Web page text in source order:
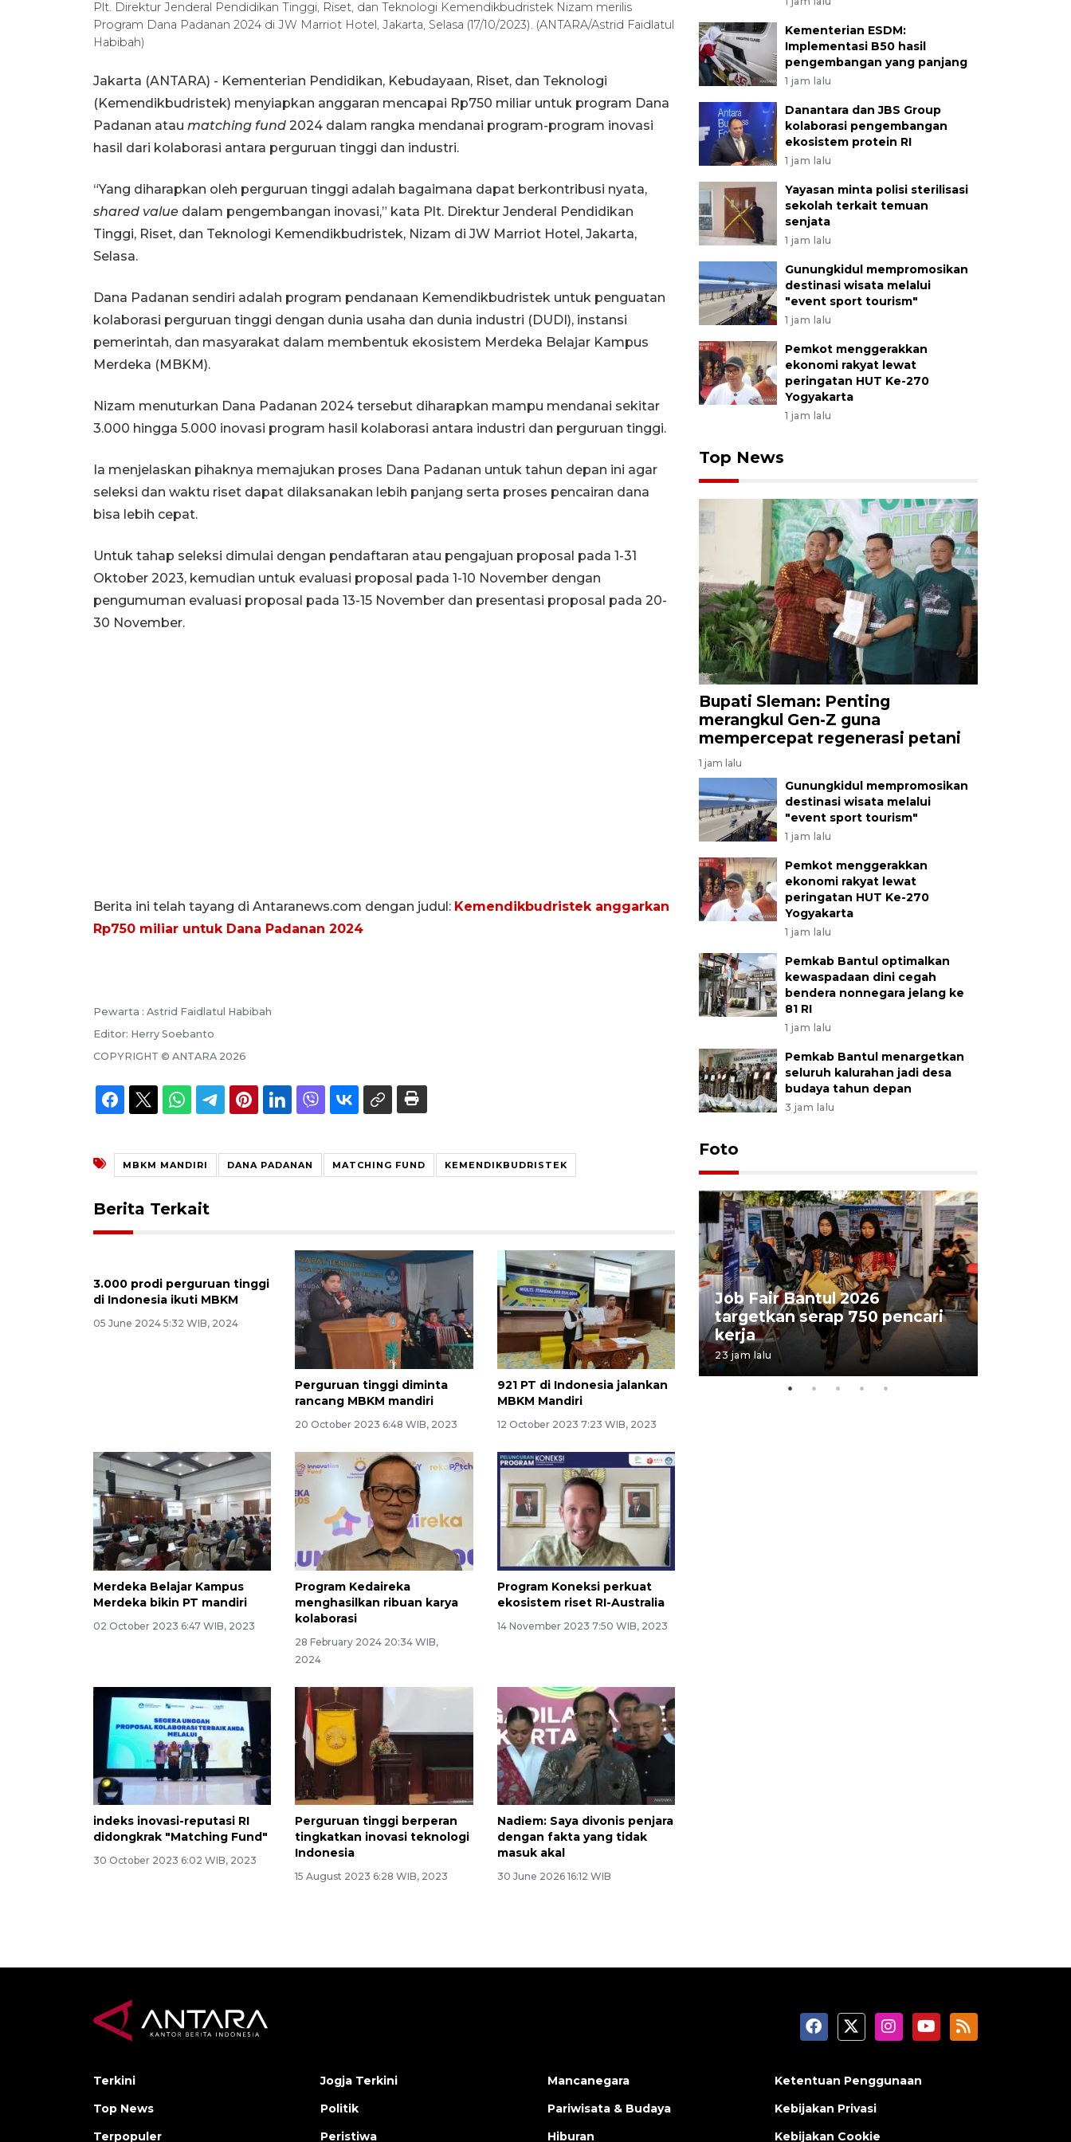
Plt. Direktur Jenderal Pendidikan Tinggi, Riset, dan Teknologi Kemendikbudristek Nizam merilis
Program Dana Padanan 2024 di JW Marriot Hotel, Jakarta, Selasa (17/10/2023). (ANTARA/Astrid Faidlatul
Habibah)
Jakarta (ANTARA) - Kementerian Pendidikan, Kebudayaan, Riset, dan Teknologi
(Kemendikbudristek) menyiapkan anggaran mencapai Rp750 miliar untuk program Dana
Padanan atau matching fund 2024 dalam rangka mendanai program-program inovasi
hasil dari kolaborasi antara perguruan tinggi dan industri.
“Yang diharapkan oleh perguruan tinggi adalah bagaimana dapat berkontribusi nyata,
shared value dalam pengembangan inovasi,” kata Plt. Direktur Jenderal Pendidikan
Tinggi, Riset, dan Teknologi Kemendikbudristek, Nizam di JW Marriot Hotel, Jakarta,
Selasa.
Dana Padanan sendiri adalah program pendanaan Kemendikbudristek untuk penguatan
kolaborasi perguruan tinggi dengan dunia usaha dan dunia industri (DUDI), instansi
pemerintah, dan masyarakat dalam membentuk ekosistem Merdeka Belajar Kampus
Merdeka (MBKM).
Nizam menuturkan Dana Padanan 2024 tersebut diharapkan mampu mendanai sekitar
3.000 hingga 5.000 inovasi program hasil kolaborasi antara industri dan perguruan tinggi.
Ia menjelaskan pihaknya memajukan proses Dana Padanan untuk tahun depan ini agar
seleksi dan waktu riset dapat dilaksanakan lebih panjang serta proses pencairan dana
bisa lebih cepat.
Untuk tahap seleksi dimulai dengan pendaftaran atau pengajuan proposal pada 1-31
Oktober 2023, kemudian untuk evaluasi proposal pada 1-10 November dengan
pengumuman evaluasi proposal pada 13-15 November dan presentasi proposal pada 20-
30 November.
Berita ini telah tayang di Antaranews.com dengan judul: Kemendikbudristek anggarkan
Rp750 miliar untuk Dana Padanan 2024
Pewarta : Astrid Faidlatul Habibah
Editor: Herry Soebanto
COPYRIGHT © ANTARA 2026
MBKM MANDIRI DANA PADANAN MATCHING FUND KEMENDIKBUDRISTEK
Berita Terkait
Perguruan tinggi diminta
rancang MBKM mandiri
20 October 2023 6:48 WIB, 2023
921 PT di Indonesia jalankan
MBKM Mandiri
12 October 2023 7:23 WIB, 2023
Merdeka Belajar Kampus
Merdeka bikin PT mandiri
02 October 2023 6:47 WIB, 2023
Program Kedaireka
menghasilkan ribuan karya
kolaborasi
28 February 2024 20:34 WIB,
2024
Program Koneksi perkuat
ekosistem riset RI-Australia
14 November 2023 7:50 WIB, 2023
indeks inovasi-reputasi RI
didongkrak "Matching Fund"
30 October 2023 6:02 WIB, 2023
Perguruan tinggi berperan
tingkatkan inovasi teknologi
Indonesia
15 August 2023 6:28 WIB, 2023
Nadiem: Saya divonis penjara
dengan fakta yang tidak
masuk akal
30 June 2026 16:12 WIB
Kementerian ESDM:
Implementasi B50 hasil
pengembangan yang panjang
1 jam lalu
Danantara dan JBS Group
kolaborasi pengembangan
ekosistem protein RI
1 jam lalu
Yayasan minta polisi sterilisasi
sekolah terkait temuan
senjata
1 jam lalu
Gunungkidul mempromosikan
destinasi wisata melalui
"event sport tourism"
1 jam lalu
Pemkot menggerakkan
ekonomi rakyat lewat
peringatan HUT Ke-270
Yogyakarta
1 jam lalu
Top News
Bupati Sleman: Penting
merangkul Gen-Z guna
mempercepat regenerasi petani
1 jam lalu
Gunungkidul mempromosikan
destinasi wisata melalui
"event sport tourism"
1 jam lalu
Pemkot menggerakkan
ekonomi rakyat lewat
peringatan HUT Ke-270
Yogyakarta
1 jam lalu
Pemkab Bantul optimalkan
kewaspadaan dini cegah
bendera nonnegara jelang ke
81 RI
1 jam lalu
Pemkab Bantul menargetkan
seluruh kalurahan jadi desa
budaya tahun depan
3 jam lalu
Foto
Pameran seni rupa karya
seniman neurodivergen
03 August 2026 13:03 WIB
Job Fair Bantul 2026
targetkan serap 750 pencari
kerja
23 jam lalu
Terkini
Top News
Terpopuler
Jogja Terkini
Politik
Peristiwa
Mancanegara
Pariwisata & Budaya
Hiburan
Ketentuan Penggunaan
Kebijakan Privasi
Kebijakan Cookie